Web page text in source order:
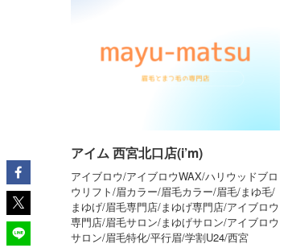
アイム 西宮北口店(i’m)
アイブロウ/アイブロウWAX/ハリウッドブロ
ウリフト/眉カラー/眉毛カラー/眉毛/まゆ毛/
まゆげ/眉毛専門店/まゆげ専門店/アイブロウ
専門店/眉毛サロン/まゆげサロン/アイブロウ
サロン/眉毛特化/平行眉/学割U24/西宮